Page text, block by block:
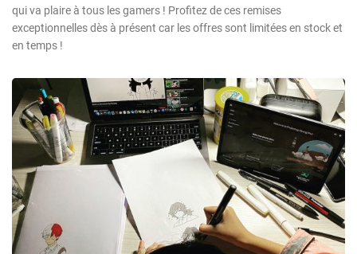
qui va plaire à tous les gamers ! Profitez de ces remises
exceptionnelles dès à présent car les offres sont limitées en stock et
en temps !